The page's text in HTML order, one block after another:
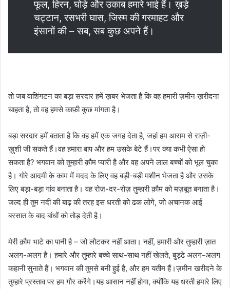
फूल, हिरन, घोड़े और उकाब हमारे भाई हैं। ख़ड़े
चट्टान, रसभरी घास, जिस्म की गरमाहट और
इंसानों की – सब, सब कुछ अपने हैं।
तो जब वाशिंगटन का बड़ा सरदार हमें ख़बर भेजता है कि वह हमारी ज़मीन ख़रीदना
चाहता है, तो वह हमसे काफ़ी कुछ मांगता है।
बड़ा सरदार हमें बताता है कि वह हमें एक जगह देता है, जहां हम आराम से राज़ी-
ख़ुशी जी सकते हैं।वह हमारा बाप और हम उसके बेटे हैं।पर क्या कभी ऐसा हो
सकता है? भगवान को तुम्हारी क़ौम प्यारी है और वह अपने लाल बच्चों को भूल चुका
है। गोरे आदमी के काम में मदद के लिए वह बड़ी-बड़ी मशीन भेजता है और उसके
लिए बड़ा-बड़ा गांव बनाता है। वह रोज़-दर-रोज़ तुम्हारी क़ौम को मज़बूत बनाता है।
जल्द ही तुम नदी की बाढ़ की तरह इस धरती को ढक लोगे, जो अचानक आई
बरसात के बाद बांधों को तोड़ देती है।
मेरी क़ौम भाटे का पानी है – जो लौटकर नहीं आता। नहीं, हमारी और तुम्हारी ज़ात
अलग-अलग है। हमारे और तुम्हारे बच्चे साथ-साथ नहीं खेलते, बुड्ढे अलग-अलग
कहानी सुनाते हैं। भगवान की तुमसे बनी हुई है, और हम यतीम हैं।ज़मीन खरीदने के
तुम्हारे प्रस्ताव पर हम गौर करेंगे।यह आसान नहीं होगा, क्योंकि यह धरती हमारे लिए